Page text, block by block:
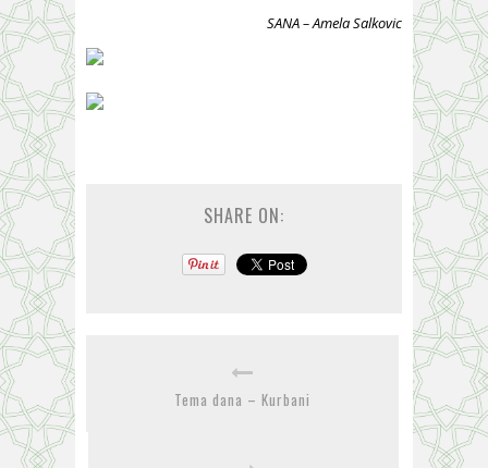
SANA – Amela Salkovic
SHARE ON:
Tema dana – Kurbani